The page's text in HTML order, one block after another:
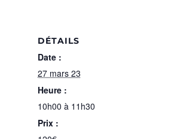
DÉTAILS
Date :
27 mars 23
Heure :
10h00 à 11h30
Prix :